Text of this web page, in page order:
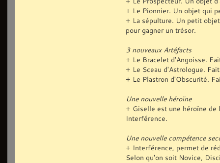
+ Le Pionnier. Un objet qui
+ La sépulture. Un petit
pour gagner un trésor.
3 nouveaux Artéfacts
+ Le Bracelet d'Angoisse.
+ Le Sceau d'Astrologue.
+ Le Plastron d'Obscurité.
Une nouvelle héroïne
+ Giselle est une héroïne de
Interférence.
Une nouvelle compétence
+ Interférence, permet de
Selon qu'on soit Novice,